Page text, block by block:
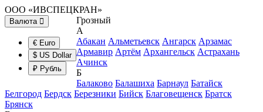
ООО «ИВСПЕЦКРАН»
Валюта
€ Euro
$ US Dollar
₽ Рубль
Грозный
А
Абакан Альметьевск Ангарск Арзамас
Армавир Артём Архангельск Астрахань
Ачинск
Б
Балаково Балашиха Барнаул Батайск
Белгород Бердск Березники Бийск Благовещенск Братск
Брянск